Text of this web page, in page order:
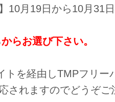
10月19日から10月31
からお選び下さい。
トを経由しTMPフリー
されますのでどうぞご